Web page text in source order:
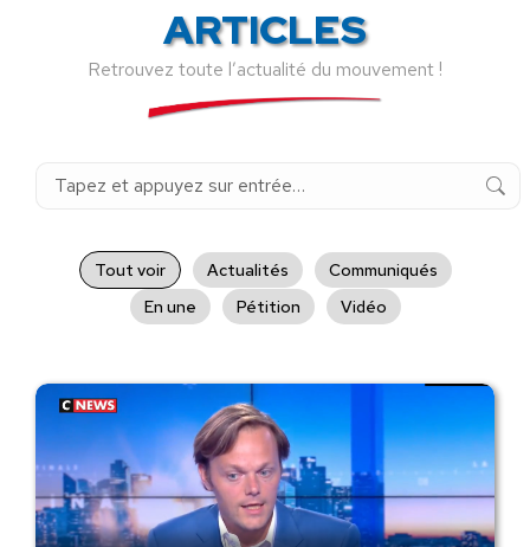
ARTICLES
Retrouvez toute l’actualité du mouvement !
Recherche
Tout voir Actualités
Communiqués
En une
Pétition Vidéo